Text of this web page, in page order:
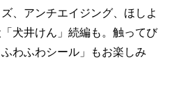
、アンチエイジング、ほしよ
犬井けん」続編も。触ってび
わふわシール」もお楽しみ